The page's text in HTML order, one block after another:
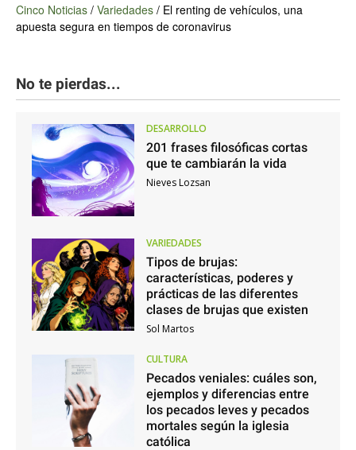
Cinco Noticias / Variedades / El renting de vehículos, una
apuesta segura en tiempos de coronavirus
No te pierdas...
DESARROLLO
201 frases filosóficas cortas
que te cambiarán la vida
Nieves Lozsan
VARIEDADES
Tipos de brujas:
características, poderes y
prácticas de las diferentes
clases de brujas que existen
Sol Martos
CULTURA
Pecados veniales: cuáles son,
ejemplos y diferencias entre
los pecados leves y pecados
mortales según la iglesia
católica